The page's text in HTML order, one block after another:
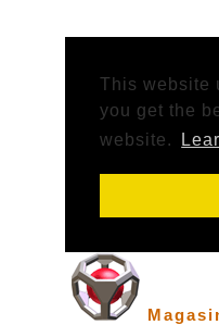
This website
you get the
website.